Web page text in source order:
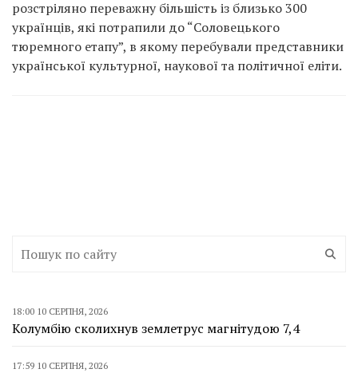
розстріляно переважну більшість із близько 300
українців, які потрапили до “Соловецького
тюремного етапу”, в якому перебували представники
української культурної, наукової та політичної еліти.
18:00 10 СЕРПНЯ, 2026
Колумбію сколихнув землетрус магнітудою 7,4
17:59 10 СЕРПНЯ, 2026